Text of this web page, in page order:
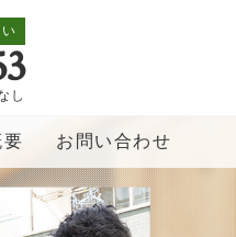
し
お問い合わせ